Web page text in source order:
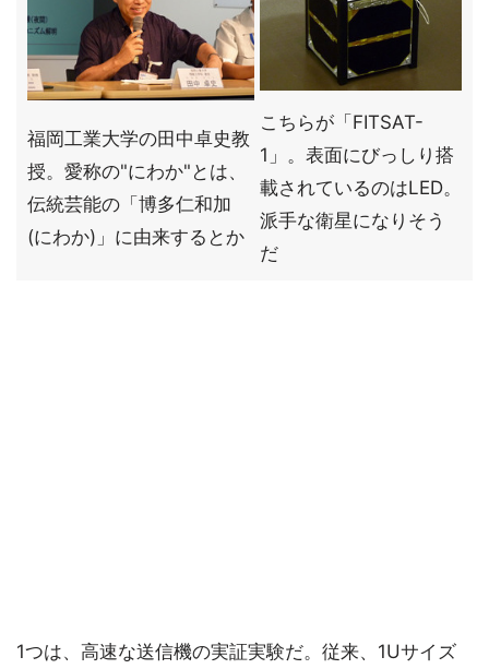
福岡工業大学の田中卓史教
授。愛称の"にわか"とは、
伝統芸能の「博多仁和加
(にわか)」に由来するとか
こちらが「FITSAT-
1」。表面にびっしり搭
載されているのはLED。
派手な衛星になりそう
だ
1つは、高速な送信機の実証実験だ。従来、1Uサイズ